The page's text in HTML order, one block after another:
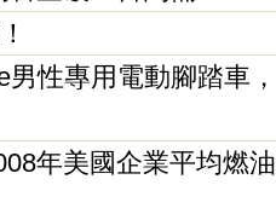
男性專用電動腳踏車
年美國企業平均燃